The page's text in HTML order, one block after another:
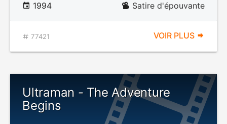
1994 Satire d'épouvante
77421 VOIR PLUS
Ultraman - The Adventure
Begins